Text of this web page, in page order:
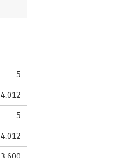
5
4.012
5
4.012